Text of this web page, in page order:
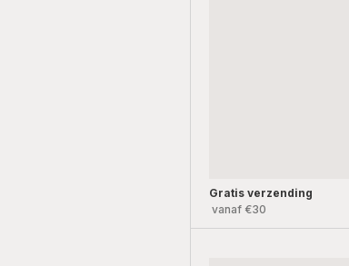
Gratis verzending
vanaf €30